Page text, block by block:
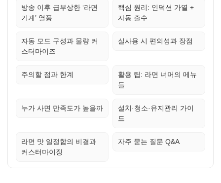
방송 이후 급부상한 ‘라면
기계’ 열풍
핵심 원리: 인덕션 가열 +
자동 출수
자동 모드 구성과 물량 커
스터마이즈
실사용 시 편의성과 장점
주의할 점과 한계
활용 팁: 라면 너머의 메뉴
들
누가 사면 만족도가 높을까
설치·청소·유지관리 가이
드
라면 맛 일정함의 비결과
커스터마이징
자주 묻는 질문 Q&A